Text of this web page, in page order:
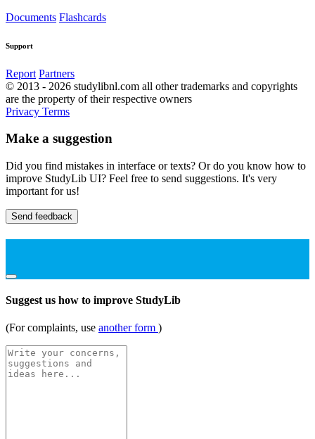
Documents Flashcards
Support
Report Partners
© 2013 - 2026 studylibnl.com all other trademarks and copyrights
are the property of their respective owners
Privacy Terms
Make a suggestion
Did you find mistakes in interface or texts? Or do you know how to
improve StudyLib UI? Feel free to send suggestions. It's very
important for us!
Send feedback
Suggest us how to improve StudyLib
(For complaints, use another form )